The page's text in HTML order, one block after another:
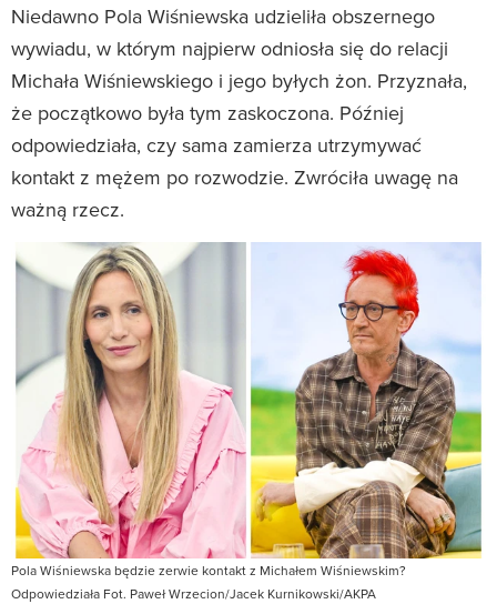
Niedawno Pola Wiśniewska udzieliła obszernego
wywiadu, w którym najpierw odniosła się do relacji
Michała Wiśniewskiego i jego byłych żon. Przyznała,
że początkowo była tym zaskoczona. Później
odpowiedziała, czy sama zamierza utrzymywać
kontakt z mężem po rozwodzie. Zwróciła uwagę na
ważną rzecz.
Pola Wiśniewska będzie zerwie kontakt z Michałem Wiśniewskim?
Odpowiedziała Fot. Paweł Wrzecion/Jacek Kurnikowski/AKPA